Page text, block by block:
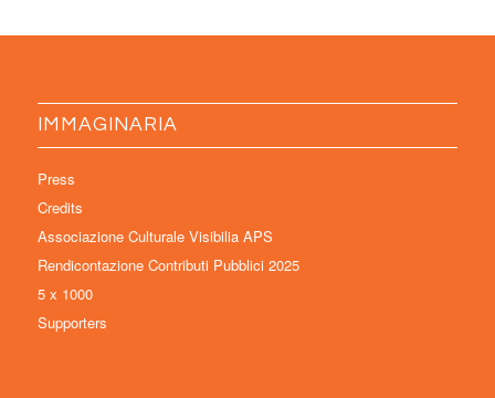
IMMAGINARIA
Press
Credits
Associazione Culturale Visibilia APS
Rendicontazione Contributi Pubblici 2025
5 x 1000
Supporters